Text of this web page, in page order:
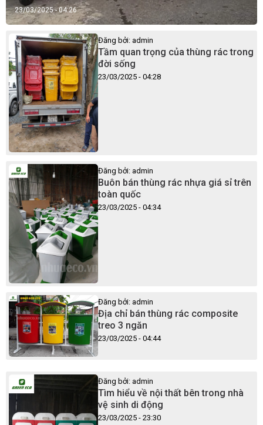
23/03/2025 - 04:26
Đăng bởi: admin
Tầm quan trọng của thùng rác trong
đời sống
23/03/2025 - 04:28
Đăng bởi: admin
Buôn bán thùng rác nhựa giá sỉ trên
toàn quốc
23/03/2025 - 04:34
Đăng bởi: admin
Địa chỉ bán thùng rác composite
treo 3 ngăn
23/03/2025 - 04:44
Đăng bởi: admin
Tìm hiểu về nội thất bên trong nhà
vệ sinh di động
23/03/2025 - 23:30